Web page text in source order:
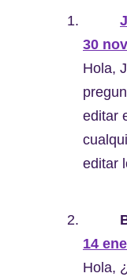
30
Hola,
editar
editar
14
Hola,